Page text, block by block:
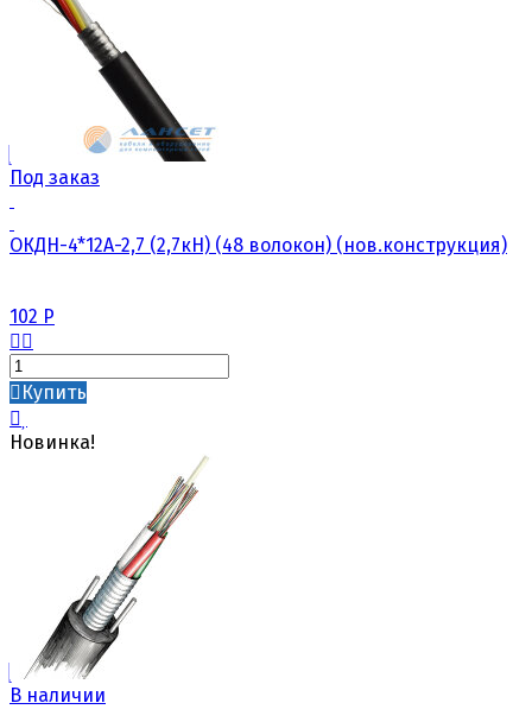
Под заказ
ОКДН-4*12А-2,7 (2,7кН) (48 волокон) (нов.конструкция)
102 Р
Купить
Новинка!
В наличии